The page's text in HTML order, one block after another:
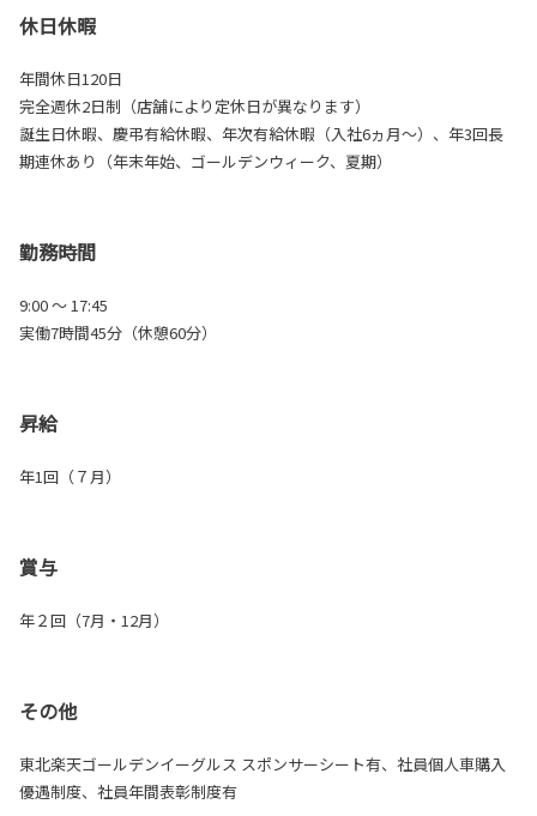
休日休暇
年間休日120日
完全週休2日制（店舗により定休日が異なります）
誕生日休暇、慶弔有給休暇、年次有給休暇（入社6ヵ月～）、年3回長
期連休あり（年末年始、ゴールデンウィーク、夏期）
勤務時間
9:00 ～ 17:45
実働7時間45分（休憩60分）
昇給
年1回（７月）
賞与
年２回（7月・12月）
その他
東北楽天ゴールデンイーグルス スポンサーシート有、社員個人車購入
優遇制度、社員年間表彰制度有